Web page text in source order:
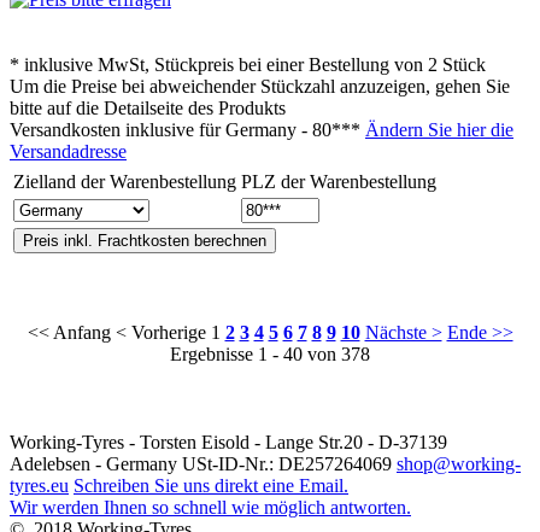
* inklusive MwSt, Stückpreis bei einer Bestellung von 2 Stück
Um die Preise bei abweichender Stückzahl anzuzeigen, gehen Sie
bitte auf die Detailseite des Produkts
Versandkosten inklusive fürGermany - 80*** Ändern Sie hier die
Versandadresse
Zielland der Warenbestellung PLZ der Warenbestellung
<< Anfang < Vorherige 1 2 3 4 5 6 7 8 9 10 Nächste > Ende >>
Ergebnisse 1 - 40 von 378
Working-Tyres - Torsten Eisold - Lange Str.20 - D-37139
Adelebsen - Germany USt-ID-Nr.: DE257264069 shop@working-
tyres.eu Schreiben Sie uns direkt eine Email.
Wir werden Ihnen so schnell wie möglich antworten.